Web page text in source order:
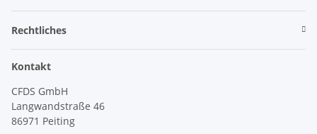
Rechtliches
Kontakt
CFDS GmbH
Langwandstraße 46
86971 Peiting